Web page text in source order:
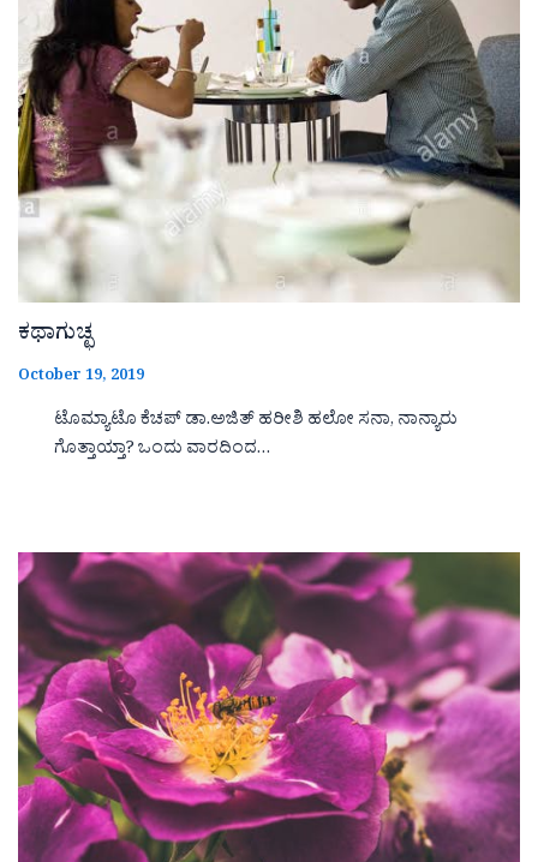
ಕಥಾಗುಚ್ಛ
October 19, 2019
ಟೊಮ್ಯಾಟೊ ಕೆಚಪ್ ಡಾ.ಅಜಿತ್ ಹರೀಶಿ ಹಲೋ ಸನಾ, ನಾನ್ಯಾರು
ಗೊತ್ತಾಯ್ತಾ? ಒಂದು ವಾರದಿಂದ…